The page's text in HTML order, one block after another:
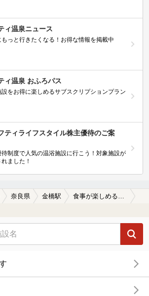
ィ温泉ニュース
もっと行きたくなる！お得な情報を掲載中
ィ温泉 おふろパス
設をお得に楽しめるサブスクリプションプラン
ティライフスタイル株主優待のご案
待制度で人気の温浴施設に行こう！対象施設が
ました！
奈良県 金橋駅 食事が楽しめる金橋駅近くの温泉、日帰り温泉、スーパー銭湯おすすめ